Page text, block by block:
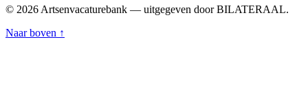
© 2026 Artsenvacaturebank — uitgegeven door BILATERAAL.
Naar boven ↑